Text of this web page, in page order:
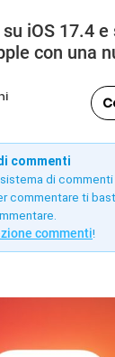
iOS 17.4
con una
commenti
di
commentare ti
commenti!